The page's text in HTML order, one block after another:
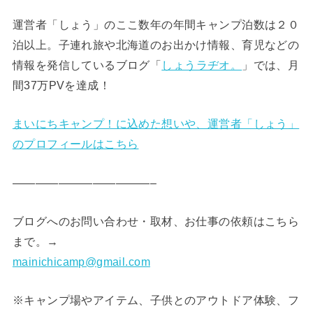
運営者「しょう」のここ数年の年間キャンプ泊数は２０
泊以上。子連れ旅や北海道のお出かけ情報、育児などの
情報を発信しているブログ「 しょうラヂオ。
」では、月
間37万PVを達成！
まいにちキャンプ！に込めた想いや、運営者「しょう」
のプロフィールはこちら
————————————–
ブログへのお問い合わせ・取材、お仕事の依頼はこちら
まで。→
mainichicamp@gmail.com
※キャンプ場やアイテム、子供とのアウトドア体験、フ